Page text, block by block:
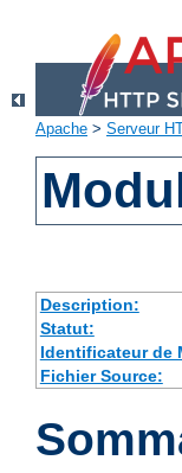
Apache > Serveur
Description:
Statut:
Identificateur de
Fichier Source: